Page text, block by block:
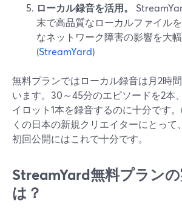
ローカル録音を活用。
末で高品質なローカルファイル
なネットワーク障害の影響を大幅
(StreamYard)
無料プランではローカル録音は月2時
います。30～45分のエピソードを2本
イロット1本を録音するのに十分です
くの日本の新規クリエイターにとって
初回公開にはこれで十分です。
StreamYard無料プラン
は？